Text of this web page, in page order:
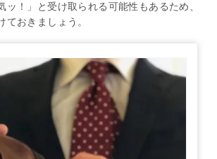
ッ！」と受け取られる可能性もあるため、
ておきましょう。